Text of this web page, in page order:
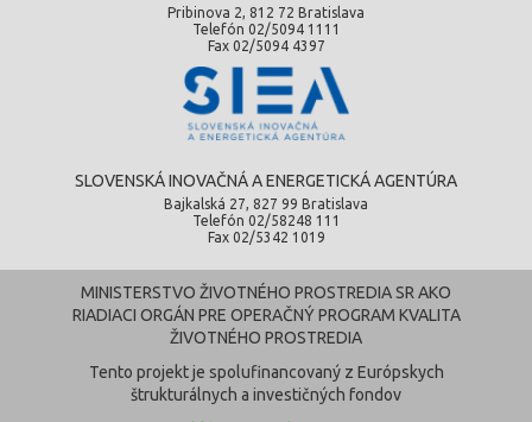
Pribinova 2, 812 72 Bratislava
Telefón 02/5094 1111
Fax 02/5094 4397
SLOVENSKÁ INOVAČNÁ A ENERGETICKÁ AGENTÚRA
Bajkalská 27, 827 99 Bratislava
Telefón 02/58248 111
Fax 02/5342 1019
MINISTERSTVO ŽIVOTNÉHO PROSTREDIA SR AKO
RIADIACI ORGÁN PRE OPERAČNÝ PROGRAM KVALITA
ŽIVOTNÉHO PROSTREDIA
Tento projekt je spolufinancovaný z Európskych
štrukturálnych a investičných fondov